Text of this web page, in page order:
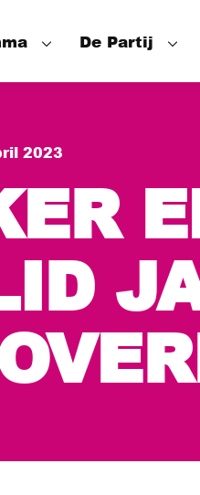
De Partij
De Fractie
De
2023